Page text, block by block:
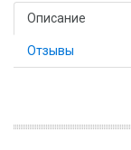
Описание
Отзывы